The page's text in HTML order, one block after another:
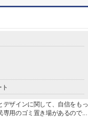
デザインに関して、自信をもっ
専用のゴミ置き場があるので...